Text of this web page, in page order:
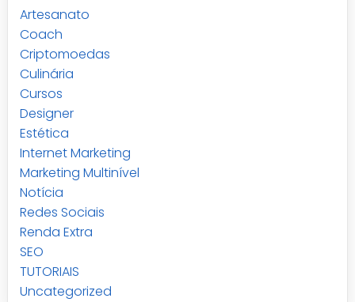
Artesanato
Coach
Criptomoedas
Culinária
Cursos
Designer
Estética
Internet Marketing
Marketing Multinível
Notícia
Redes Sociais
Renda Extra
SEO
TUTORIAIS
Uncategorized